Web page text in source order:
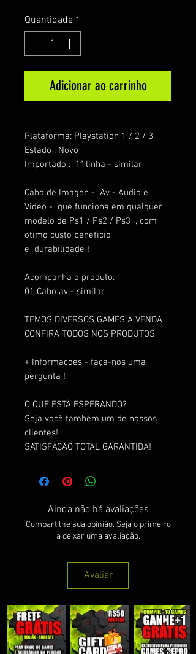
Quantidade *
Adicionar ao carrinho
Plataforma: Playstation 1 / 2 / 3
Estado : Novo
Importado : 1º linha - similar
Cabo de Imagen - Av - Audio e
Video - que funciona em qualquer
modelo de Ps1 / Ps2 / Ps3 , com
otimo custo beneficio
e durabilidade !
Acompanha o produto:
01 Cabo av - similar
TEMOS DIVERSOS GAMES A VENDA
CONFIRA TODOS NOS PRODUTOS
+ Informações - faça-nos uma
pergunta !
O QUE ESTÁ ESPERANDO?
Seja você também um de nossos
clientes!
SATISFAÇÃO TOTAL GARANTIDA!
Ainda não há avaliações
Compartilhe sua opinião. Seja o primeiro
a deixar uma avaliação.
Avaliar